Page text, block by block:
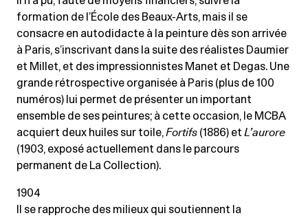
formation de l’École des Beaux-Arts, mais il se
consacre en autodidacte à la peinture dès son arrivée
à Paris, s’inscrivant dans la suite des réalistes Daumier
et Millet, et des impressionnistes Manet et Degas. Une
grande rétrospective organisée à Paris (plus de 100
numéros) lui permet de présenter un important
ensemble de ses peintures; à cette occasion, le MCBA
acquiert deux huiles sur toile,Fortifs (1886) et L’aurore
(1903, exposé actuellement dans le parcours
permanent de La Collection).
1904
Il se rapproche des milieux qui soutiennent la